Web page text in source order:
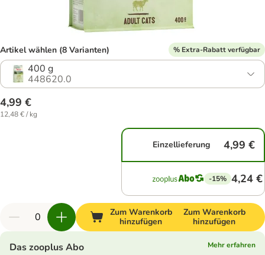
Artikel wählen (8 Varianten) % Extra-Rabatt verfügbar
400 g
448620.0
4,99 €
12,48 € / kg
Einzellieferung 4,99 €
-15% 4,24 €
Zum Warenkorb
hinzufügen
Zum Warenkorb
hinzufügen
Das zooplus Abo
Mehr erfahren